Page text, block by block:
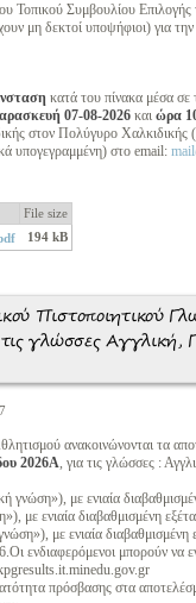
Τοπικού Συμβουλίου
μη δεκτοί υποψήφιοι) για
κατά του πίνακα μέσα σε
07-08-2026 και ώρα
στον Πολύγυρο Χαλκιδικής
υπογεγραμμένη) στο email:
File size
194 kB
Πιστοποιητικού
γλώσσες Αγγλική,
ανακοινώνονται τα
2026Α, για τις γλώσσες :
με ενιαία
με ενιαία διαβαθμισμένη
με ενιαία διαβαθμισμένη
ενδιαφερόμενοι μπορούν να
πρόσβασης στα